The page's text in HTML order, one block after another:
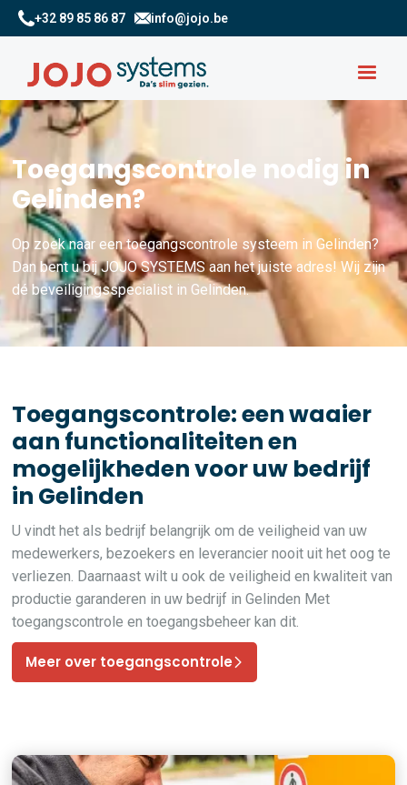
+32 89 85 86 87 info@jojo.be
Toegangscontrole nodig in
Gelinden?
Op zoek naar een toegangscontrole systeem in Gelinden?
Dan bent u bij JOJO SYSTEMS aan het juiste adres! Wij zijn
dé beveiligingsspecialist in Gelinden.
Toegangscontrole: een waaier
aan functionaliteiten en
mogelijkheden voor uw bedrijf
in Gelinden
U vindt het als bedrijf belangrijk om de veiligheid van uw
medewerkers, bezoekers en leverancier nooit uit het oog te
verliezen. Daarnaast wilt u ook de veiligheid en kwaliteit van
productie garanderen in uw bedrijf in Gelinden Met
toegangscontrole en toegangsbeheer kan dit.
Meer over toegangscontrole